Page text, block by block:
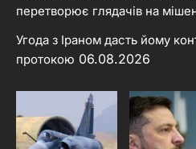
перетворює глядачів на
Угода з Іраном дасть йому
протокою 06.08.2026